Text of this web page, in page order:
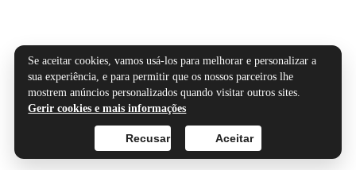
Se aceitar cookies, vamos usá-los para melhorar e personalizar a
sua experiência, e para permitir que os nossos parceiros lhe
mostrem anúncios personalizados quando visitar outros sites.
Gerir cookies e mais informações
Aceitar
Recusar